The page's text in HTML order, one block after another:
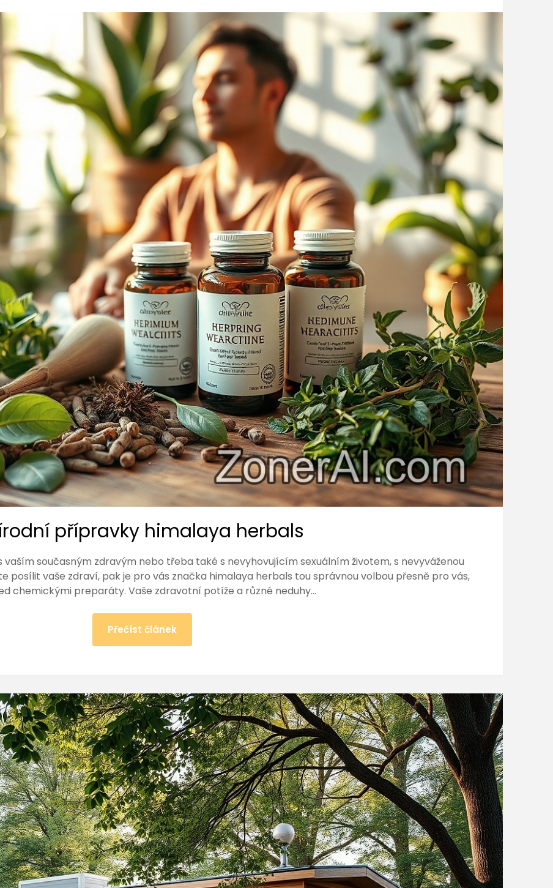
přípravky himalaya herbals
současným zdravým nebo třeba také s nevyhovujícím sexuálním životem, s nevyváženou
posílit vaše zdraví, pak je pro vás značka himalaya herbals tou správnou volbou přesně pro vás,
chemickými preparáty. Vaše zdravotní potíže a různé neduhy…
Přečíst článek